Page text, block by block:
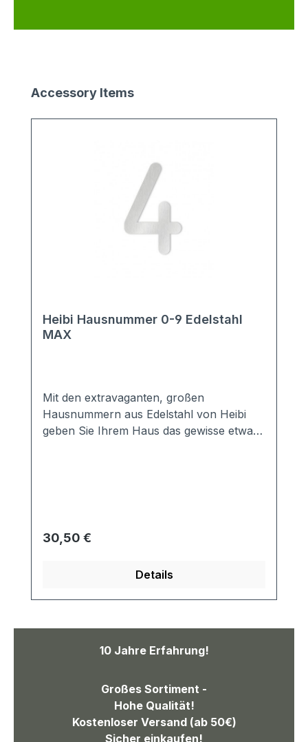
Produktgalerie überspringen
Accessory Items
Heibi Hausnummer 0-9 Edelstahl
MAX
Mit den extravaganten, großen
Hausnummern aus Edelstahl von Heibi
geben Sie Ihrem Haus das gewisse etwas.
geschliffenMaße: B 10 cm, H 16 cm, Dicke:
3mmHausnummern von 0-9 erhältlich
Regulärer Preis:
30,50 €
Details
10 Jahre Erfahrung!
Großes Sortiment -
Hohe Qualität!
Kostenloser Versand (ab 50€)
Sicher einkaufen!